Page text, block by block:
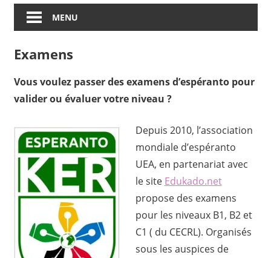
MENU
Examens
Vous voulez passer des examens d’espéranto pour
valider ou évaluer votre niveau ?
Depuis 2010, l’association
mondiale d’espéranto
UEA, en partenariat avec
le site Edukado.net
propose des examens
pour les niveaux B1, B2 et
C1 ( du CECRL). Organisés
sous les auspices de